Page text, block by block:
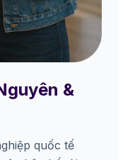
&
quốc tế